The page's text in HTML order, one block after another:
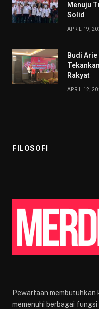
Menuju
Solid
APRIL 19,
Budi Arie
Rakyat
APRIL 12,
FILOSOFI
Pewartaan
memenuhi berbagai fungsi